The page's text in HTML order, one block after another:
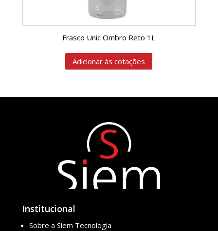
Frasco Unic Ombro Reto 1L
Adicionar às cotações
Institucional
Sobre a Siem Tecnologia